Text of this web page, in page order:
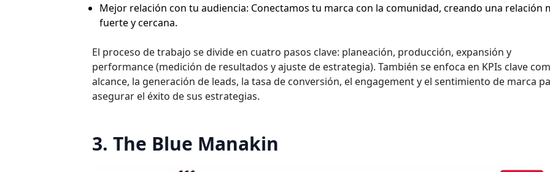
Mejor relación con tu audiencia: Conectamos tu marca con la comunidad, creando una relación
fuerte y cercana.
El proceso de trabajo se divide en cuatro pasos clave: planeación, producción, expansión y
performance (medición de resultados y ajuste de estrategia). También se enfoca en KPIs clave
alcance, la generación de leads, la tasa de conversión, el engagement y el sentimiento de marca
asegurar el éxito de sus estrategias.
3. The Blue Manakin